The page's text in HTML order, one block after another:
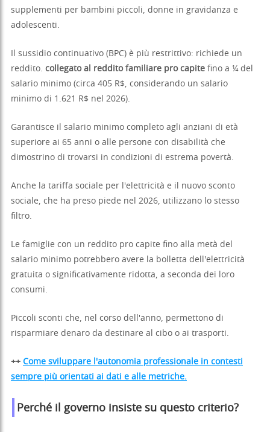
supplementi per bambini piccoli, donne in gravidanza e
adolescenti.
Il sussidio continuativo (BPC) è più restrittivo: richiede un
reddito. collegato al reddito familiare pro capite fino a ¼ del
salario minimo (circa 405 R$, considerando un salario
minimo di 1.621 R$ nel 2026).
Garantisce il salario minimo completo agli anziani di età
superiore ai 65 anni o alle persone con disabilità che
dimostrino di trovarsi in condizioni di estrema povertà.
Anche la tariffa sociale per l'elettricità e il nuovo sconto
sociale, che ha preso piede nel 2026, utilizzano lo stesso
filtro.
Le famiglie con un reddito pro capite fino alla metà del
salario minimo potrebbero avere la bolletta dell'elettricità
gratuita o significativamente ridotta, a seconda dei loro
consumi.
Piccoli sconti che, nel corso dell'anno, permettono di
risparmiare denaro da destinare al cibo o ai trasporti.
++ Come sviluppare l'autonomia professionale in contesti
sempre più orientati ai dati e alle metriche.
Perché il governo insiste su questo criterio?